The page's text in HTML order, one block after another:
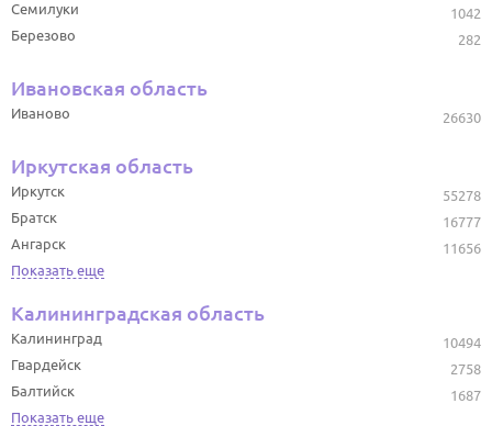
1042
Семилуки
282
Березово
Ивановская область
26630
Иваново
Иркутская область
55278
Иркутск
16777
Братск
11656
Ангарск
Показать еще
Калининградская область
10494
Калининград
2758
Гвардейск
1687
Балтийск
Показать еще